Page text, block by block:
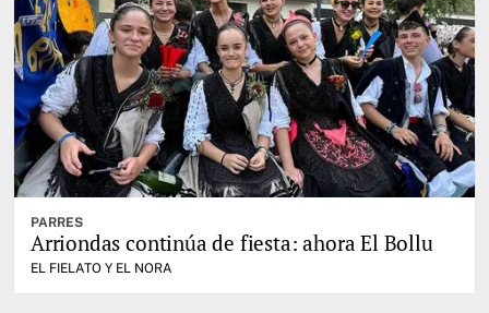
PARRES
Arriondas continúa de fiesta: ahora El Bollu
EL FIELATO Y EL NORA